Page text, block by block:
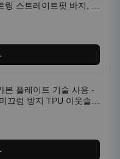
스트레이트핏 바지, 한
아웃도어 및 정장용, 발
본 플레이트 기술 사용 -
끄럼 방지 TPU 아웃솔,
라데이션, 헬스, 트레이
든 계절에 적합